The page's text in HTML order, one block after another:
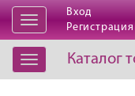
Открыть
навигацию
Вход
Регистрация
Открыть
навигацию
Каталог